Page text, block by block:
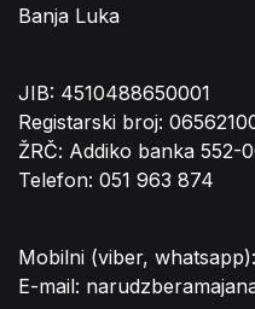
Banja Luka
JIB: 4510488650001
Registarski broj:
ŽRČ: Addiko banka 552-
Telefon: 051 963 874
Mobilni (viber,
E-mail: